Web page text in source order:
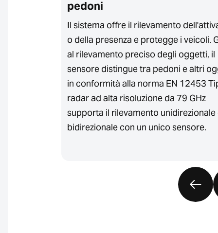
pedoni
Il sistema offre il rilevamento
o della presenza e protegge i veicoli.
al rilevamento preciso degli oggetti, il
sensore distingue tra pedoni e altri
in conformità alla norma EN 12453
radar ad alta risoluzione da 79 GHz
supporta il rilevamento unidirezionale
bidirezionale con un unico sensore.